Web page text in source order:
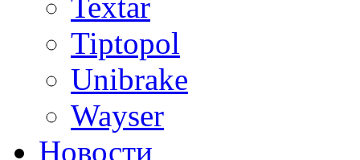
Tiptopol
Unibrake
Wayser
Новости